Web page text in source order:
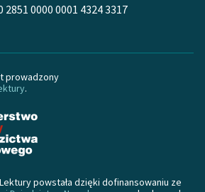
0000 0001 4324 3317
prowadzony
.
powstała dzięki dofinansowaniu ze